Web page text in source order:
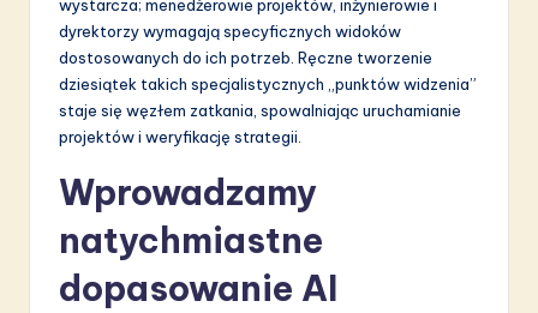
wystarcza; menedżerowie projektów, inżynierowie i
dyrektorzy wymagają specyficznych widoków
dostosowanych do ich potrzeb. Ręczne tworzenie
dziesiątek takich specjalistycznych „punktów widzenia”
staje się węzłem zatkania, spowalniając uruchamianie
projektów i weryfikację strategii.
Wprowadzamy
natychmiastne
dopasowanie AI